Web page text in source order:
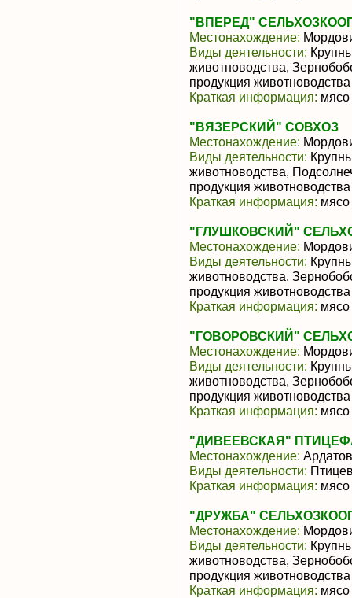
"ВПЕРЕД"
Местонахождение:
Виды деятельности:
животноводства,
продукция животноводства
Краткая информация: мясо
"ВЯЗЕРСКИЙ" СОВХОЗ
Местонахождение:
Виды деятельности:
животноводства,
продукция животноводства
Краткая информация: мясо
"ГЛУШКОВСКИЙ"
Местонахождение:
Виды деятельности:
животноводства,
продукция животноводства
Краткая информация: мясо
"ГОВОРОВСКИЙ"
Местонахождение:
Виды деятельности:
животноводства,
продукция животноводства
Краткая информация: мясо
"ДИВЕЕВСКАЯ"
Местонахождение: Ардатов
Виды деятельности:
Краткая информация:
"ДРУЖБА"
Местонахождение:
Виды деятельности:
животноводства,
продукция животноводства
Краткая информация: мясо